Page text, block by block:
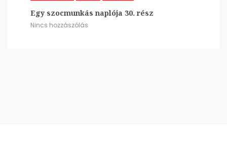
Egy szocmunkás naplója 30. rész
Nincs hozzászólás